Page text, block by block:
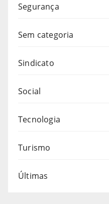
Segurança
Sem categoria
Sindicato
Social
Tecnologia
Turismo
Últimas